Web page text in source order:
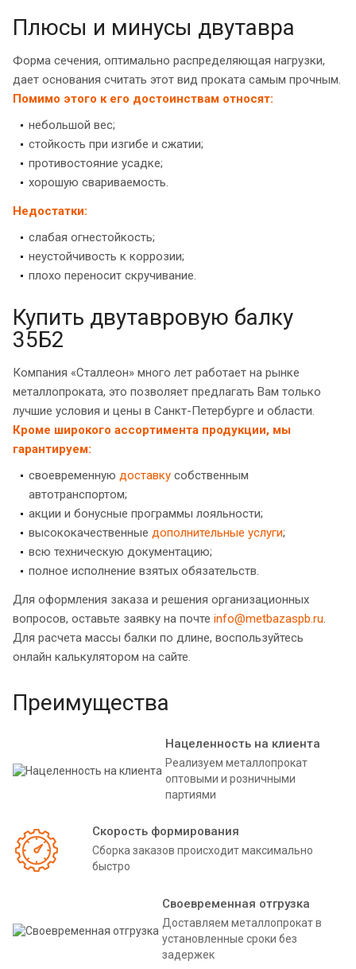
Плюсы и минусы двутавра
Форма сечения, оптимально распределяющая нагрузки,
дает основания считать этот вид проката самым прочным.
Помимо этого к его достоинствам относят:
небольшой вес;
стойкость при изгибе и сжатии;
противостояние усадке;
хорошую свариваемость.
Недостатки:
слабая огнестойкость;
неустойчивость к коррозии;
плохо переносит скручивание.
Купить двутавровую балку
35Б2
Компания «Сталлеон» много лет работает на рынке
металлопроката, это позволяет предлагать Вам только
лучшие условия и цены в Санкт-Петербурге и области.
Кроме широкого ассортимента продукции, мы
гарантируем:
своевременную доставку собственным
автотранспортом;
акции и бонусные программы лояльности;
высококачественные дополнительные услуги;
всю техническую документацию;
полное исполнение взятых обязательств.
Для оформления заказа и решения организационных
вопросов, оставьте заявку на почте info@metbazaspb.ru.
Для расчета массы балки по длине, воспользуйтесь
онлайн калькулятором на сайте.
Преимущества
Нацеленность на клиента
Реализуем металлопрокат
оптовыми и розничными
партиями
Скорость формирования
Сборка заказов происходит максимально
быстро
Своевременная отгрузка
Доставляем металлопрокат в
установленные сроки без
задержек